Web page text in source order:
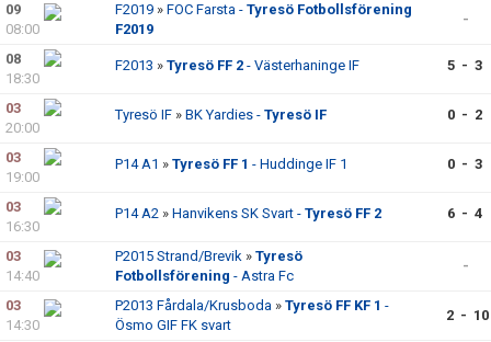
09
08:00
F2019 » FOC Farsta - Tyresö Fotbollsförening
F2019
-
08
18:30
F2013 » Tyresö FF 2 - Västerhaninge IF 5 - 3
03
20:00
Tyresö IF » BK Yardies - Tyresö IF 0 - 2
03
19:00
P14 A1 » Tyresö FF 1 - Huddinge IF 1 0 - 3
03
16:30
P14 A2 » Hanvikens SK Svart - Tyresö FF 2 6 - 4
03
14:40
P2015 Strand/Brevik » Tyresö
Fotbollsförening - Astra Fc
-
03
14:30
P2013 Fårdala/Krusboda » Tyresö FF KF 1 -
Ösmo GIF FK svart
2 - 10